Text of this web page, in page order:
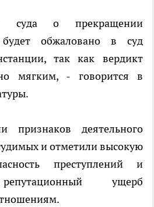
суда о прекращении
будет обжаловано в суд
так как вердикт
мягким, - говорится в
признаков деятельного
и отметили высокую
преступлений и
ущерб